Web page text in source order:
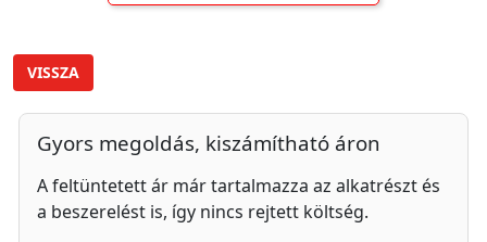
VISSZA
Gyors megoldás, kiszámítható áron
A feltüntetett ár már tartalmazza az alkatrészt és
a beszerelést is, így nincs rejtett költség.